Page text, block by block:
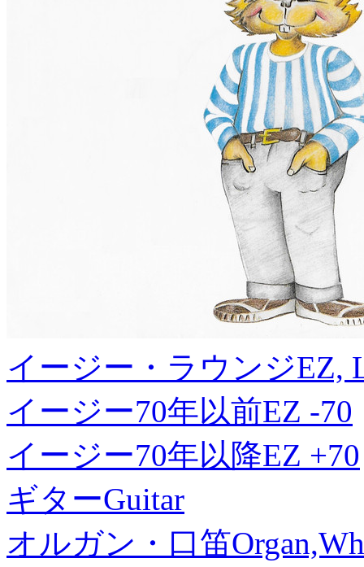
イージー・ラウンジEZ,
イージー70年以前EZ -70
イージー70年以降EZ +70
ギターGuitar
オルガン・口笛